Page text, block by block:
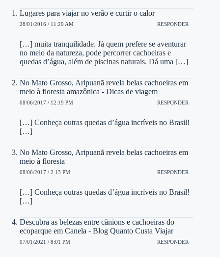
Lugares para viajar no verão e curtir o calor
28/01/2016 / 11:29 AM RESPONDER
[…] muita tranquilidade. Já quem prefere se aventurar
no meio da natureza, pode percorrer cachoeiras e
quedas d’água, além de piscinas naturais. Dá uma […]
No Mato Grosso, Aripuanã revela belas cachoeiras em
meio à floresta amazônica - Dicas de viagem
08/06/2017 / 12:19 PM RESPONDER
[…] Conheça outras quedas d’água incríveis no Brasil!
[…]
No Mato Grosso, Aripuanã revela belas cachoeiras em
meio à floresta
08/06/2017 / 2:13 PM RESPONDER
[…] Conheça outras quedas d’água incríveis no Brasil!
[…]
Descubra as belezas entre cânions e cachoeiras do
ecoparque em Canela - Blog Quanto Custa Viajar
07/01/2021 / 8:01 PM RESPONDER